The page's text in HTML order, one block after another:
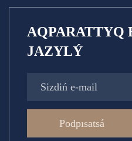
AQPARATTYQ
JAZYLÝ
Podpısatsá